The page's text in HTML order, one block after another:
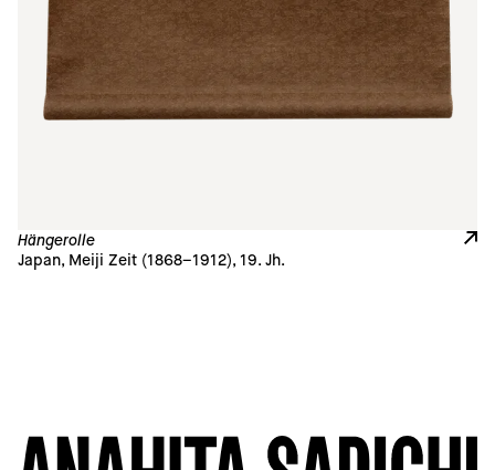
Hängerolle
Japan, Meiji Zeit (1868–1912), 19. Jh.